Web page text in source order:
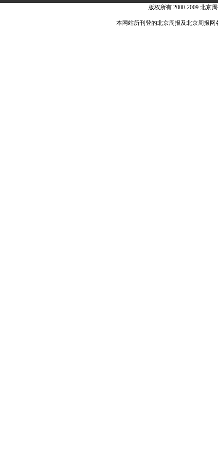
版权所有 2000-2009 北京
本网站所刊登的北京周报及北京周报